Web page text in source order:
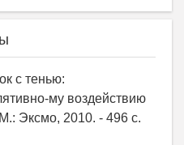
с тенью:
му воздействию
Эксмо, 2010. - 496 с.